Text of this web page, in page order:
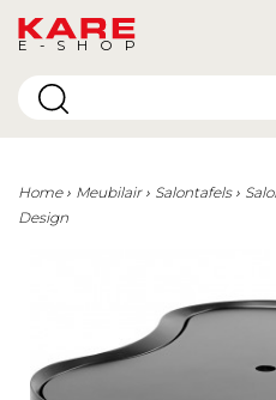
E-SHOP
Home Meubilair Salontafels
Design